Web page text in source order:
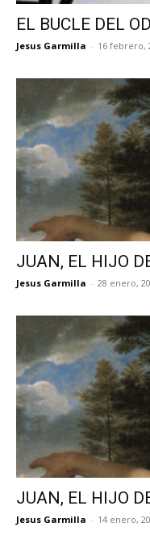
EL BUCLE DEL
Jesus Garmilla - 16 febrero,
JUAN, EL HIJO
Jesus Garmilla - 28 enero,
JUAN, EL HIJO
Jesus Garmilla - 14 enero,